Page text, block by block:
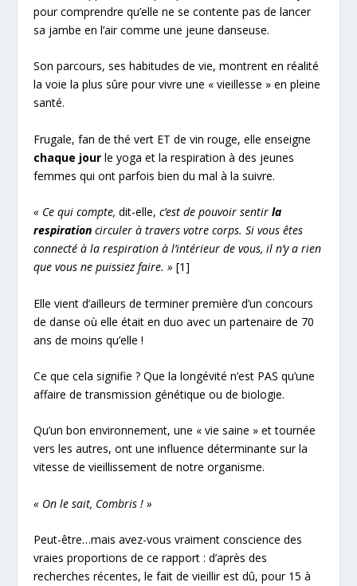
pour comprendre qu’elle ne se contente pas de lancer
sa jambe en l’air comme une jeune danseuse.
Son parcours, ses habitudes de vie, montrent en réalité
la voie la plus sûre pour vivre une « vieillesse » en pleine
santé.
Frugale, fan de thé vert ET de vin rouge, elle enseigne
chaque jour le yoga et la respiration à des jeunes
femmes qui ont parfois bien du mal à la suivre.
« Ce qui compte,dit-elle, c’est de pouvoir sentirla
respiration circuler à travers votre corps. Si vous êtes
connecté à la respiration à l’intérieur de vous, il n’y a rien
que vous ne puissiez faire. » [1]
Elle vient d’ailleurs de terminer première d’un concours
de danse où elle était en duo avec un partenaire de 70
ans de moins qu’elle !
Ce que cela signifie ? Que la longévité n’est PAS qu’une
affaire de transmission génétique ou de biologie.
Qu’un bon environnement, une « vie saine » et tournée
vers les autres, ont une influence déterminante sur la
vitesse de vieillissement de notre organisme.
« On le sait, Combris ! »
Peut-être…mais avez-vous vraiment conscience des
vraies proportions de ce rapport : d’après des
recherches récentes, le fait de vieillir est dû, pour 15 à